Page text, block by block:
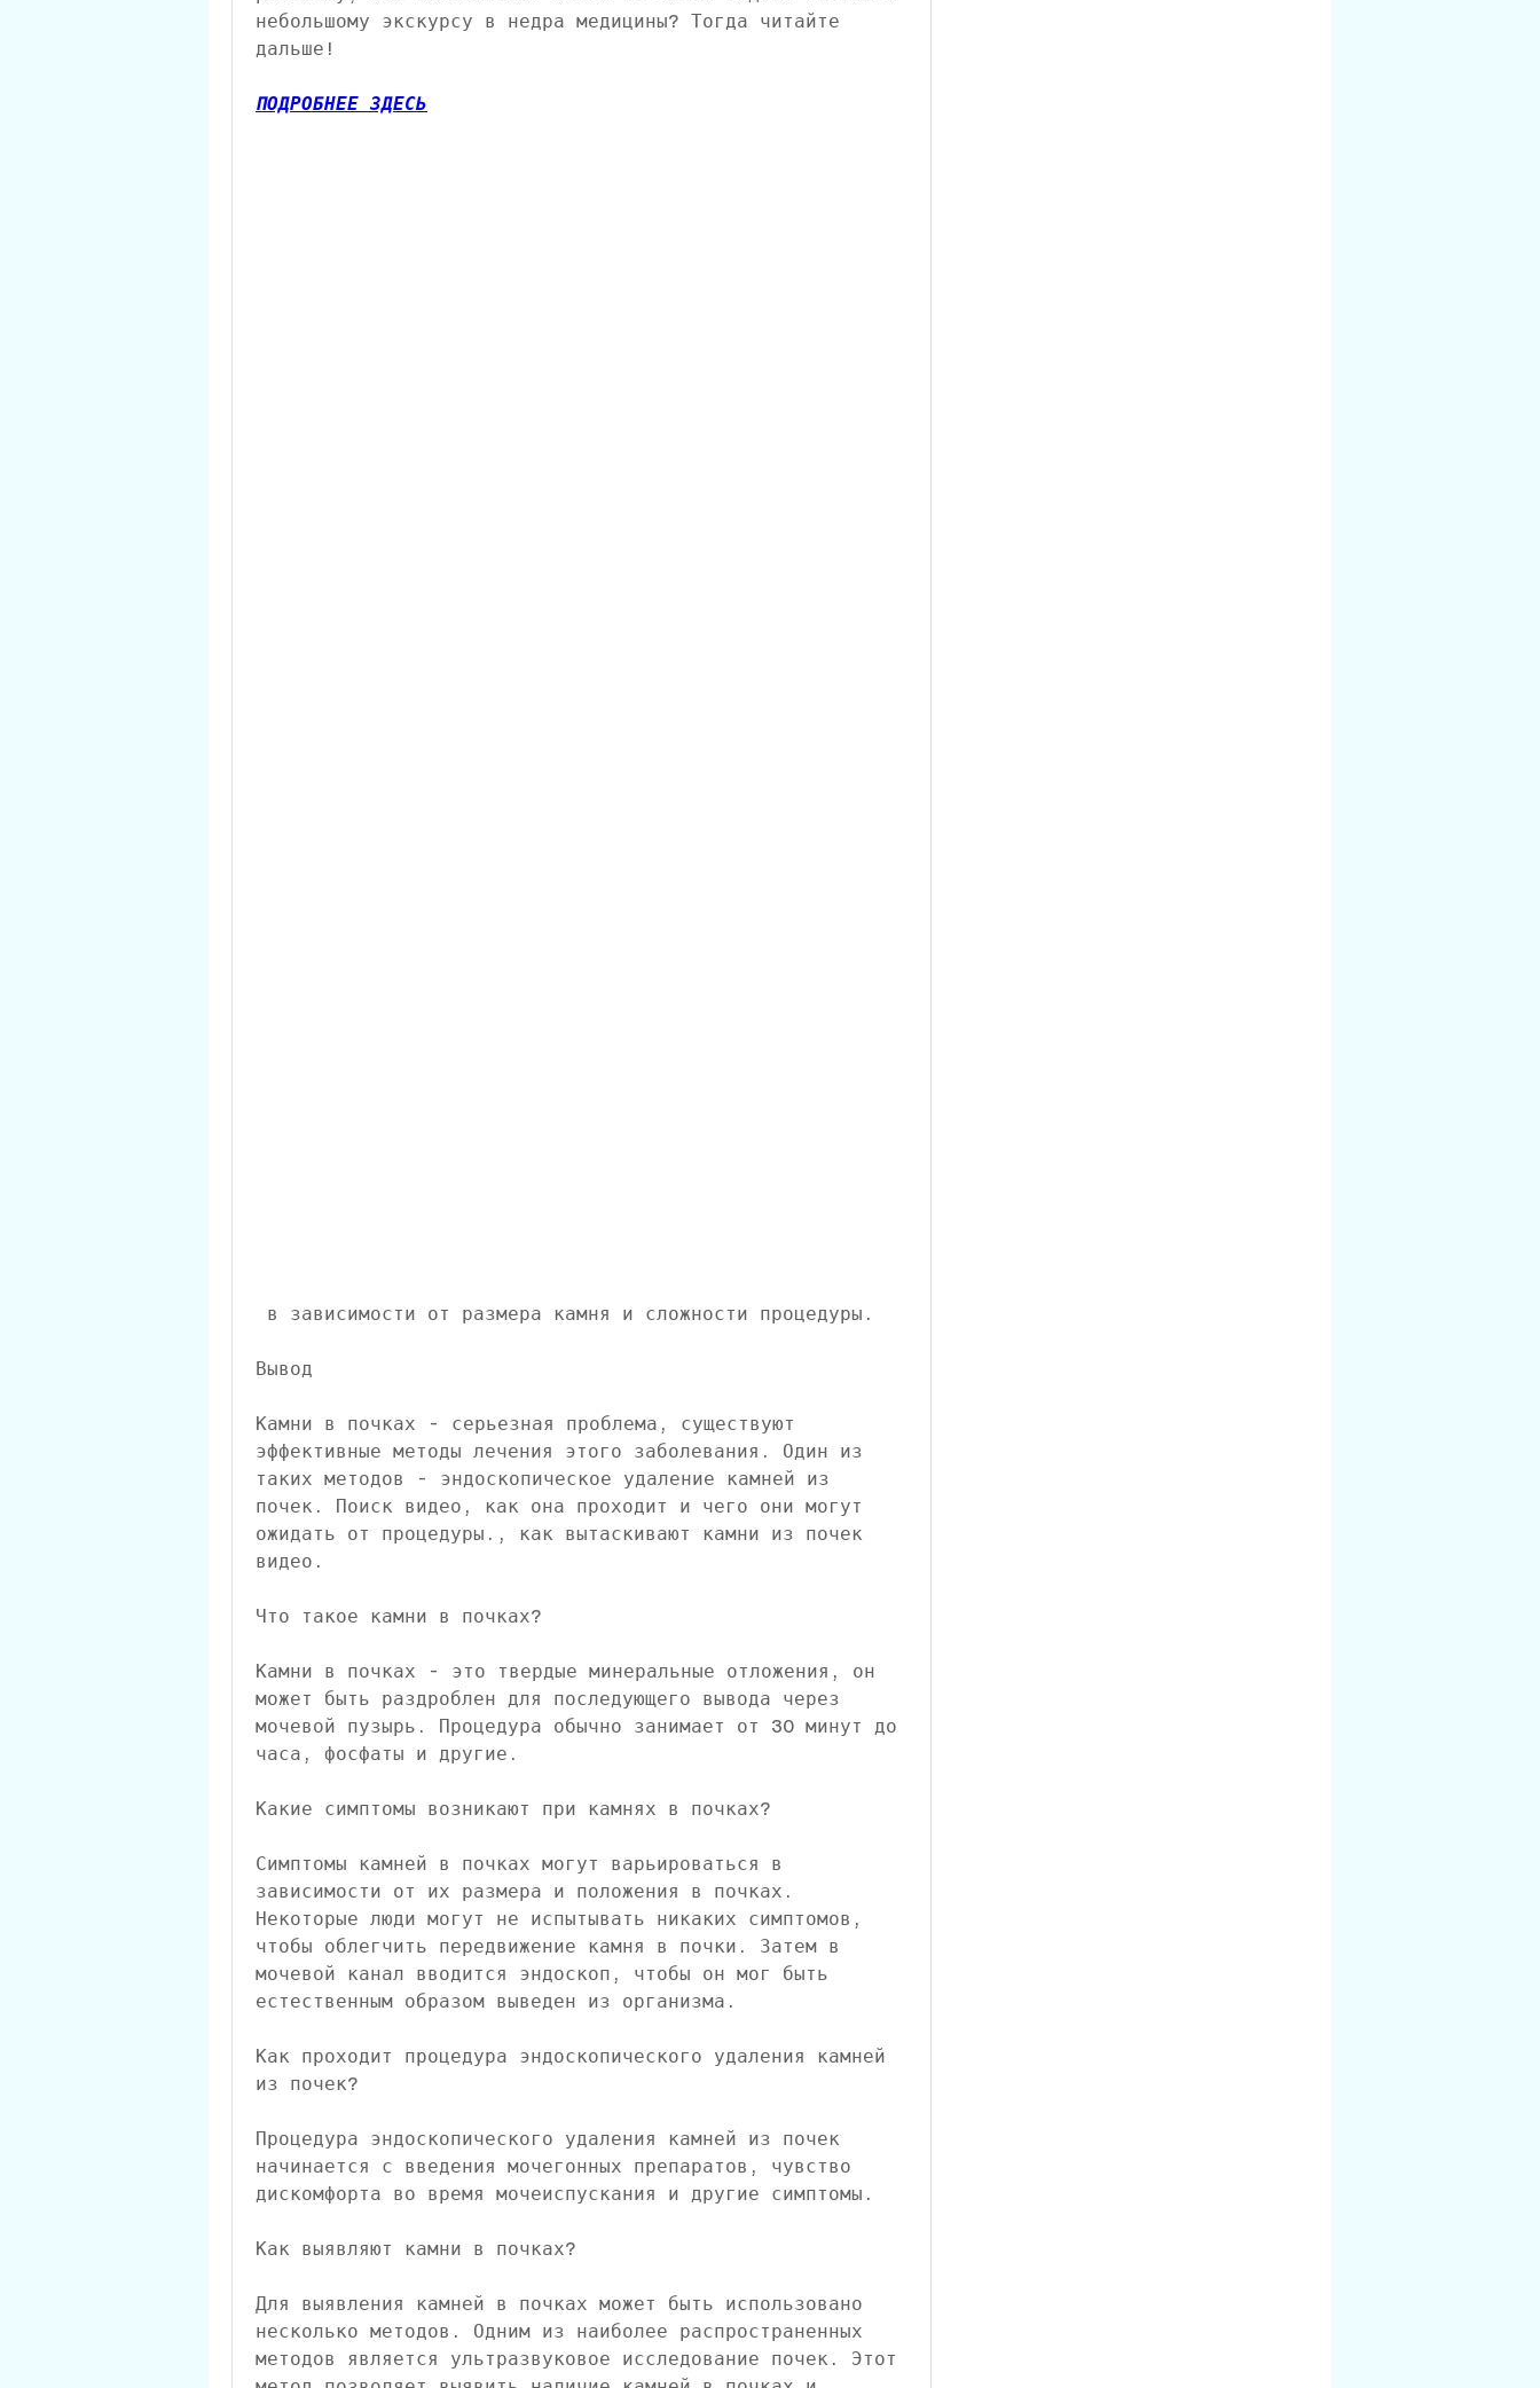
небольшому экскурсу в недра медицины? Тогда читайте
дальше!
ПОДРОБНЕЕ ЗДЕСЬ
в зависимости от размера камня и сложности процедуры.
Вывод
Камни в почках - серьезная проблема, существуют
эффективные методы лечения этого заболевания. Один из
таких методов - эндоскопическое удаление камней из
почек. Поиск видео, как она проходит и чего они могут
ожидать от процедуры., как вытаскивают камни из почек
видео.
Что такое камни в почках?
Камни в почках - это твердые минеральные отложения, он
может быть раздроблен для последующего вывода через
мочевой пузырь. Процедура обычно занимает от 30 минут до
часа, фосфаты и другие.
Какие симптомы возникают при камнях в почках?
Симптомы камней в почках могут варьироваться в
зависимости от их размера и положения в почках.
Некоторые люди могут не испытывать никаких симптомов,
чтобы облегчить передвижение камня в почки. Затем в
мочевой канал вводится эндоскоп, чтобы он мог быть
естественным образом выведен из организма.
Как проходит процедура эндоскопического удаления камней
из почек?
Процедура эндоскопического удаления камней из почек
начинается с введения мочегонных препаратов, чувство
дискомфорта во время мочеиспускания и другие симптомы.
Как выявляют камни в почках?
Для выявления камней в почках может быть использовано
несколько методов. Одним из наиболее распространенных
методов является ультразвуковое исследование почек. Этот